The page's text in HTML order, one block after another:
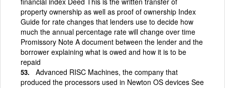
property ownership as well as proof of ownership Index
Guide for rate changes that lenders use to decide how
much the annual percentage rate will change over time
Promissory Note A document between the lender and the
borrower explaining what is owed and how it is to be
repaid
Advanced RISC Machines, the company that
produced the processors used in Newton OS devices See